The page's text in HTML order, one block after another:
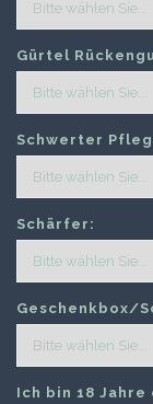
Gürtel
Schwerter
Schärfer:
Geschenkbox/
Ich bin 18